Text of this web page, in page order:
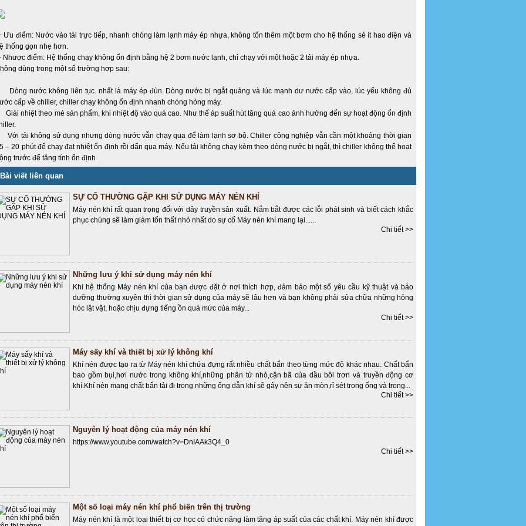
Ưu điểm: Nước vào tải trực tiếp, nhanh chóng làm lạnh máy ép nhựa, không tốn thêm một bơm cho hệ thống sẻ ít hao điện và
thống gọn nhẹ hơn.
Nhược điểm: Hệ thống chạy không ổn định bằng hệ 2 bơm nước lạnh, chỉ chạy với một hoặc 2 tải máy ép nhựa.
dùng trong một số trường hợp sau:
Dòng nước không liên tục. nhất là máy ép đùn. Dòng nước bị ngắt quảng và lúc mạnh dư nước cấp vào, lúc yếu không đủ
cấp về chiller, chiller chạy không ổn định nhanh chóng hỏng máy.
Giải nhiệt theo mẻ sản phẩm, khi nhiệt độ vào quá cao. Như thế áp suất hút tăng quá cao ảnh hưởng đến sự hoạt động ổn định
Với tải không sử dụng nhưng dòng nước vẫn chạy qua để làm lạnh sơ bộ. Chiller công nghiệp vẫn cần một khoảng thời gian
– 20 phút để chạy đạt nhiệt ổn định rồi dẩn qua máy. Nếu tải không chạy kèm theo dòng nước bị ngắt, thì chiller không thể hoạt
trước để tăng tính ổn định
Bài viết liên quan
SỰ CỐ THƯỜNG GẶP KHI SỬ DỤNG MÁY NÉN KHÍ
Máy nén khí rất quan trọng đối với dây truyền sản xuất. Nắm bắt được các lỗi phát sinh và biết cách khắc
phục chúng sẽ làm giảm tổn thất nhỏ nhất do sự cố Máy nén khí mang lại......
Chi tiết >>
Những lưu ý khi sử dụng máy nén khí
Khi hệ thống Máy nén khí của bạn được đặt ở nơi thích hợp, đảm bảo một số yêu cầu kỹ thuật và bảo
dưỡng thường xuyên thì thời gian sử dụng của máy sẽ lâu hơn và bạn không phải sửa chữa những hỏng
hóc lặt vặt, hoặc chịu đựng tiếng ồn quá mức của máy...
Chi tiết >>
Máy sấy khí và thiết bị xử lý không khí
Khí nén được tạo ra từ Máy nén khí chứa đựng rất nhiều chất bẩn theo từng mức độ khác nhau. Chất bẩn
bao gồm bụi,hơi nước trong không khí,những phân tử nhỏ,cặn bã của dầu bôi trơn và truyền động cơ
khí.Khí nén mang chất bẩn tải đi trong những ống dẫn khí sẽ gây nên sự ăn mòn,rỉ sét trong ống và trong...
Chi tiết >>
Nguyên lý hoạt động của máy nén khí
https://www.youtube.com/watch?v=DnIAAk3Q4_0
Chi tiết >>
Một số loại máy nén khí phổ biến trên thị trường
Máy nén khí là một loại thiết bị cơ học có chức năng làm tăng áp suất của các chất khí. Máy nén khí được